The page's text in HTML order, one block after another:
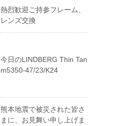
熱烈歓迎ご持参フレーム、
レンズ交換
今日のLINDBERG Thin Tan
m5350-47/23/K24
熊本地震で被災された皆さ
まに、お見舞い申し上げま